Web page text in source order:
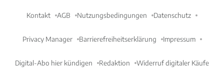
Kontakt AGB Nutzungsbedingungen Datenschutz
Privacy Manager Barrierefreiheitserklärung Impressum
Digital-Abo hier kündigen Redaktion Widerruf digitaler Käufe